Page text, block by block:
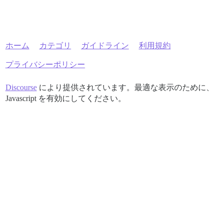
ホーム カテゴリ ガイドライン 利用規約
プライバシーポリシー
Discourseにより提供されています。最適な表示のために、
Javascript を有効にしてください。